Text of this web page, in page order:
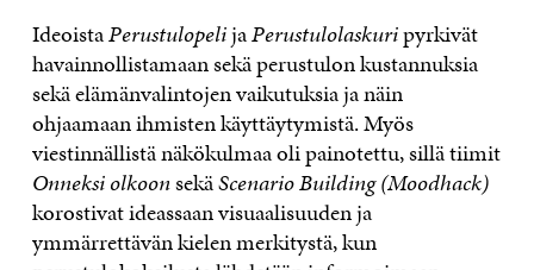
IdeoistaPerustulopelijaPerustulolaskuripyrkivät
havainnollistamaan sekä perustulon kustannuksia
sekä elämänvalintojen vaikutuksia ja näin
ohjaamaan ihmisten käyttäytymistä. Myös
viestinnällistä näkökulmaa oli painotettu, sillä tiimit
Onneksi olkoonsekäScenario Building (Moodhack)
korostivat ideassaan visuaalisuuden ja
ymmärrettävän kielen merkitystä, kun